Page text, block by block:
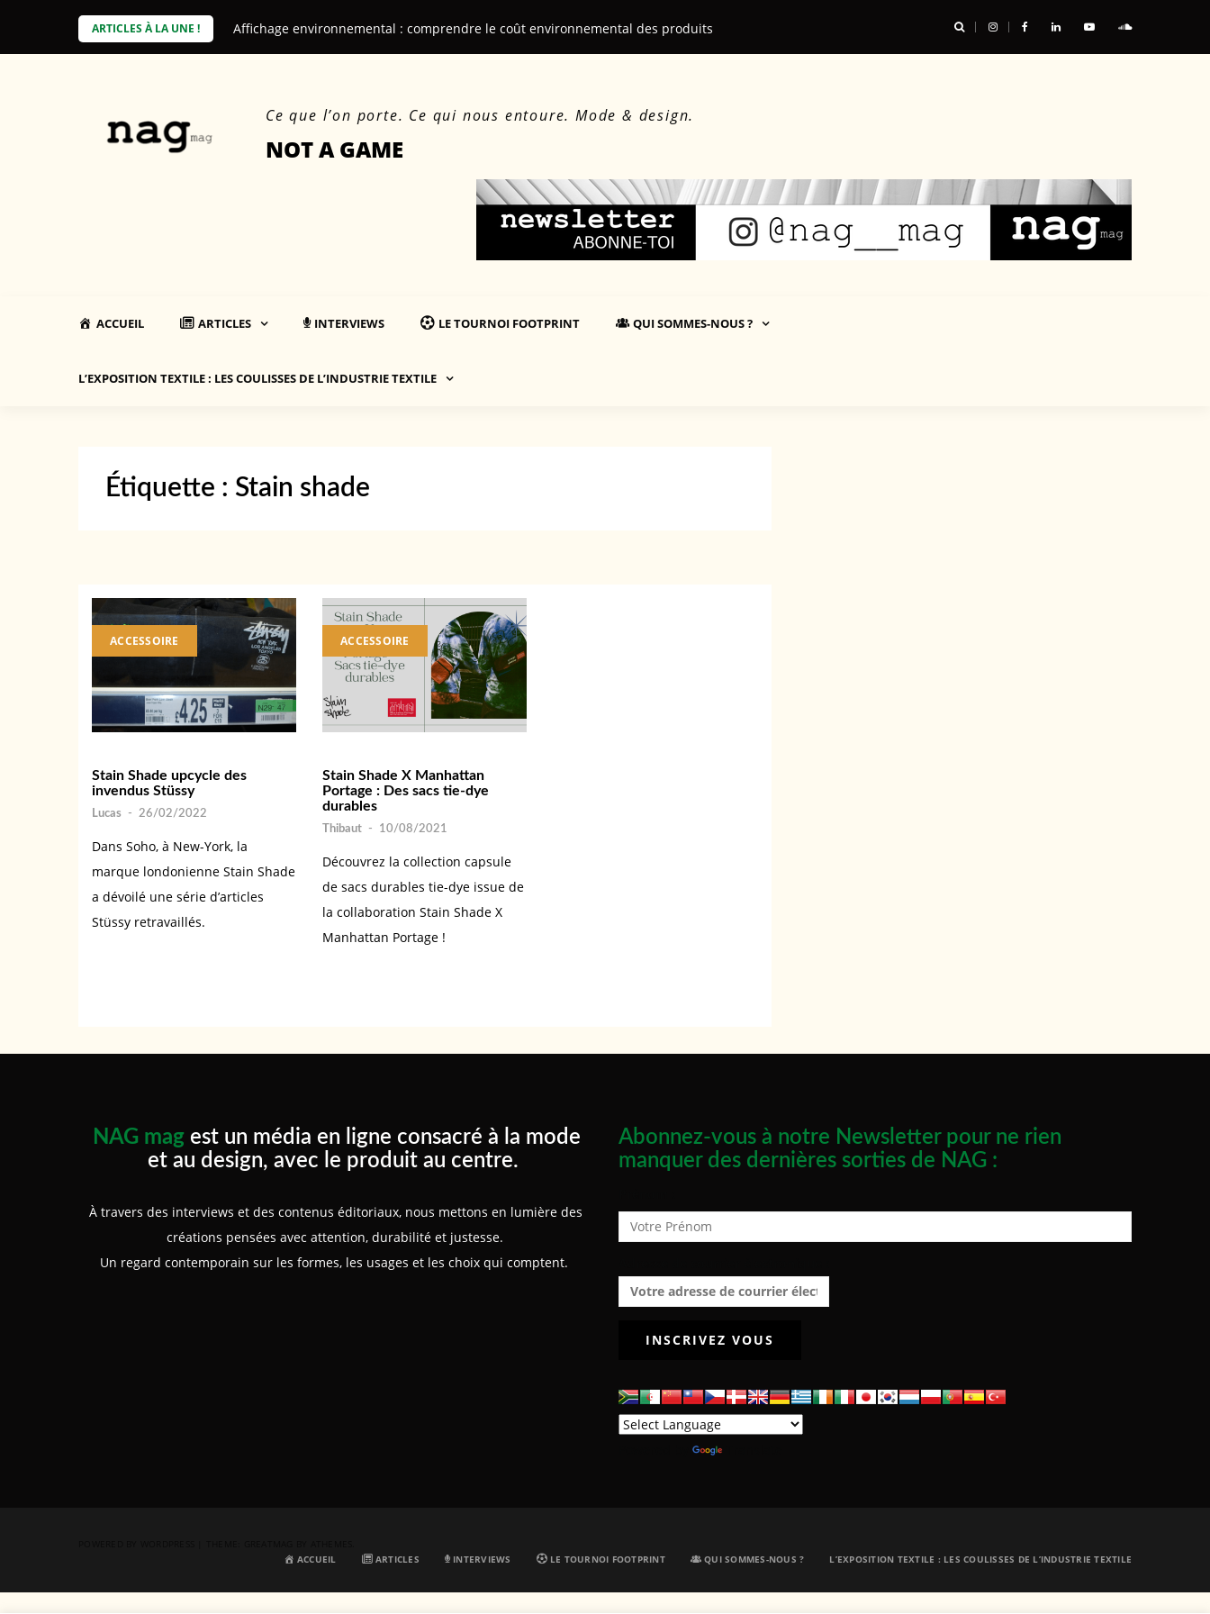
ARTICLES À LA UNE ! Affichage environnemental : comprendre le coût environnemental des produits Martin Sallières : les chaussures ont leur mot à dire
Ce que l’on porte. Ce qui nous entoure. Mode & design.
NOT A GAME
ACCUEIL ARTICLES INTERVIEWS LE TOURNOI FOOTPRINT QUI SOMMES-NOUS ?
L’EXPOSITION TEXTILE : LES COULISSES DE L’INDUSTRIE TEXTILE
Étiquette : Stain shade
ACCESSOIRE
Stain Shade upcycle des
invendus Stüssy
Lucas - 26/02/2022
Dans Soho, à New-York, la
marque londonienne Stain Shade
a dévoilé une série d’articles
Stüssy retravaillés.
ACCESSOIRE
Stain Shade X Manhattan
Portage : Des sacs tie-dye
durables
Thibaut - 10/08/2021
Découvrez la collection capsule
de sacs durables tie-dye issue de
la collaboration Stain Shade X
Manhattan Portage !
NAG mag est un média en ligne consacré à la mode
et au design, avec le produit au centre.
À travers des interviews et des contenus éditoriaux, nous mettons en lumière des
créations pensées avec attention, durabilité et justesse.
Un regard contemporain sur les formes, les usages et les choix qui comptent.
Abonnez-vous à notre Newsletter pour ne rien
manquer des dernières sorties de NAG :
ACCUEIL
ARTICLES INTERVIEWS LE TOURNOI FOOTPRINT QUI SOMMES-NOUS ? L’EXPOSITION TEXTILE : LES COULISSES DE L’INDUSTRIE TEXTILE